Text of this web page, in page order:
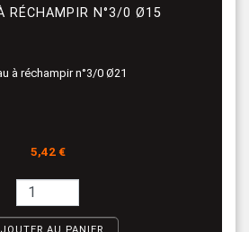
RÉCHAMPIR N°3/0 Ø15
à réchampir n°3/0 Ø21
Prix
5,42 €
AU PANIER